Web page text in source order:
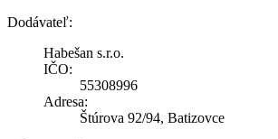
Dodávateľ:
Habešan s.r.o.
IČO:
55308996
Adresa:
Štúrova 92/94, Batizovce